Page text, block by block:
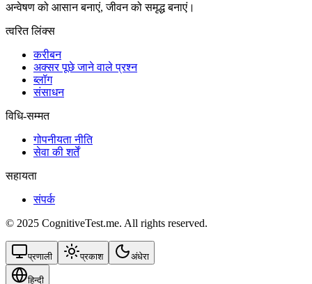
अन्वेषण को आसान बनाएं, जीवन को समृद्ध बनाएं।
त्वरित लिंक्स
करीबन
अक्सर पूछे जाने वाले प्रश्न
ब्लॉग
संसाधन
विधि-सम्‍मत
गोपनीयता नीति
सेवा की शर्तें
सहायता
संपर्क
© 2025 CognitiveTest.me. All rights reserved.
प्रणाली प्रकाश अंधेरा
हिन्दी